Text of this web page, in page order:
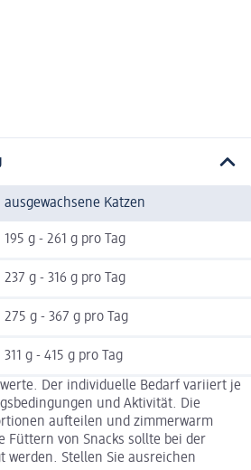
ausgewachsene Katzen
195 g - 261 g pro Tag
237 g - 316 g pro Tag
275 g - 367 g pro Tag
311 g - 415 g pro Tag
Der individuelle Bedarf variiert je
und Aktivität. Die
aufteilen und zimmerwarm
Füttern von Snacks sollte bei der
werden. Stellen Sie ausreichen